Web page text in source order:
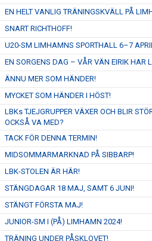
EN HELT VANLIG TRÄNINGSKVÄLL PÅ
SNART RICHTHOFF!
U20-SM LIMHAMNS SPORTHALL 6–7
EN SORGENS DAG – VÅR VÄN EIRIK HAR
ÄNNU MER SOM HÄNDER!
MYCKET SOM HÄNDER I HÖST!
LBKs TJEJGRUPPER VÄXER OCH BLIR
OCKSÅ VA MED?
TACK FÖR DENNA TERMIN!
MIDSOMMARMARKNAD PÅ SIBBARP!
LBK-STOLEN ÄR HÄR!
STÄNGDAGAR 18 MAJ, SAMT 6 JUNI!
STÄNGT FÖRSTA MAJ!
JUNIOR-SM I (PÅ) LIMHAMN 2024!
TRÄNING UNDER PÅSKLOVET!